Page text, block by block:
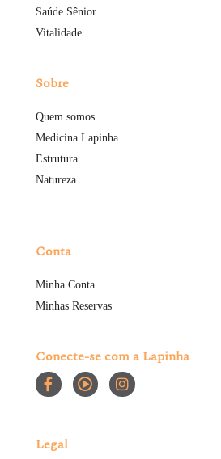
Saúde Sênior
Vitalidade
Sobre
Quem somos
Medicina Lapinha
Estrutura
Natureza
Conta
Minha Conta
Minhas Reservas
Conecte-se com a Lapinha
Legal